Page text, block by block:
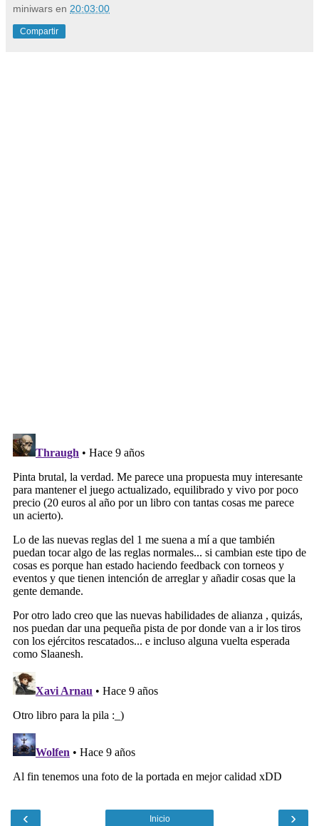
miniwars en 20:03:00
Compartir
‹ ›
Inicio